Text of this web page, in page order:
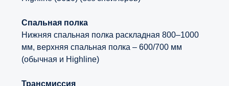
Спальная полка
Нижняя спальная полка раскладная 800–1000
мм, верхняя спальная полка – 600/700 мм
(обычная и Highline)
Трансмиссия